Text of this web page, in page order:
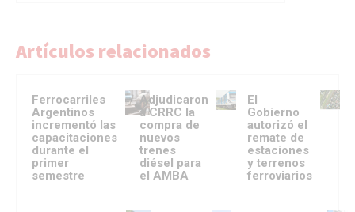
Artículos relacionados
Ferrocarriles
Argentinos
incrementó las
capacitaciones
durante el
primer
semestre
Adjudicaron
a CRRC la
compra de
nuevos
trenes
diésel para
el AMBA
El
Gobierno
autorizó el
remate de
estaciones
y terrenos
ferroviarios